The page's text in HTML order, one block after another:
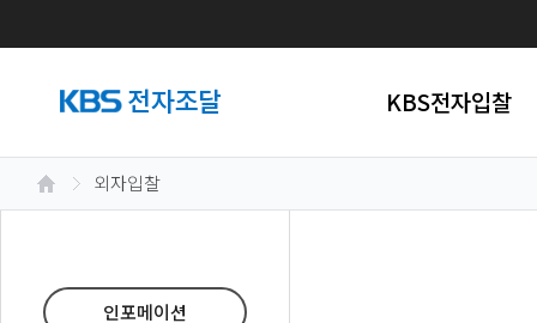
KBS전자입찰
외자입찰
인포메이션